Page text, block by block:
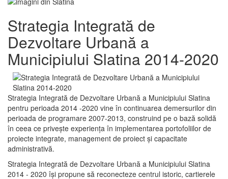
Strategia Integrată de
Dezvoltare Urbană a
Municipiului Slatina 2014-2020
Strategia Integrată de Dezvoltare Urbană a Municipiului Slatina
pentru perioada 2014 -2020 vine în continuarea demersurilor din
perioada de programare 2007-2013, construind pe o bază solidă
în ceea ce priveşte experienţa în implementarea portofoliilor de
proiecte integrate, management de proiect și capacitate
administrativă.
Strategia Integrată de Dezvoltare Urbană a Municipiului Slatina
2014 - 2020 își propune să reconecteze centrul istoric, cartierele